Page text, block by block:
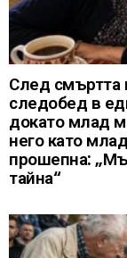
След смъртта
следобед в
докато млад
него като
прошепна:
тайна“